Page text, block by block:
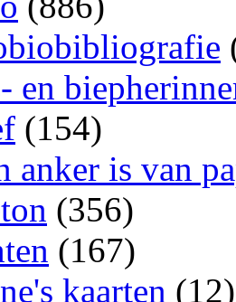
en
(154)
anker is van
(356)
(167)
kaarten (12)